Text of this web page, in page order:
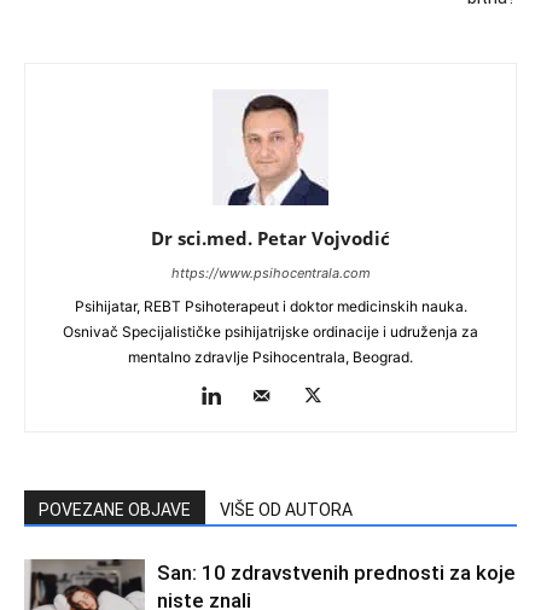
Dr sci.med. Petar Vojvodić
https://www.psihocentrala.com
Psihijatar, REBT Psihoterapeut i doktor medicinskih nauka.
Osnivač Specijalističke psihijatrijske ordinacije i udruženja za
mentalno zdravlje Psihocentrala, Beograd.
POVEZANE OBJAVE VIŠE OD AUTORA
San: 10 zdravstvenih prednosti za koje
niste znali